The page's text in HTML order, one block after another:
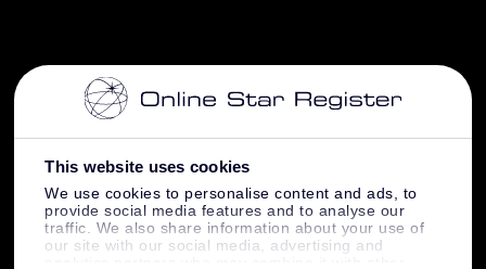
This website uses cookies
We use cookies to personalise content and ads, to
provide social media features and to analyse our
traffic. We also share information about your use of
our site with our social media, advertising and